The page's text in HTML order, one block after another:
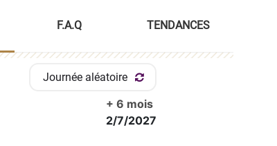
F.A.Q TENDANCES
Journée aléatoire
+ 6 mois
2/7/2027